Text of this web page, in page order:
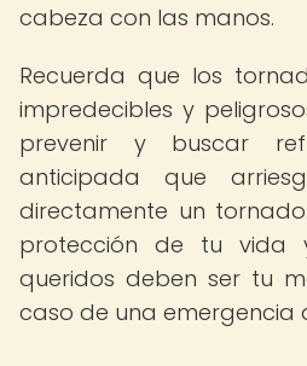
cabeza con las manos.
Recuerda que los
impredecibles y
prevenir y buscar
anticipada que
directamente un
protección de tu vida
queridos deben ser tu
caso de una emergencia